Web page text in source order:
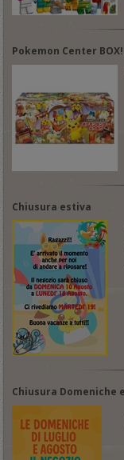
Pokemon Center
Chiusura estiva
Chiusura Domeniche